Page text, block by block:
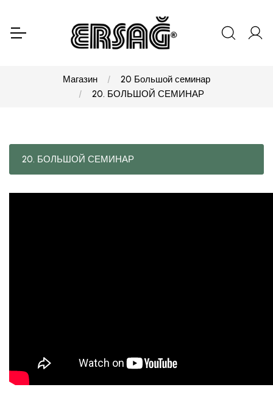
Магазин
20 Большой семинар
20. БОЛЬШОЙ СЕМИНАР
20. БОЛЬШОЙ СЕМИНАР